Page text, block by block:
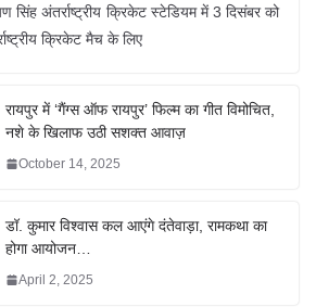
सिंह अंतर्राष्ट्रीय क्रिकेट स्टेडियम में 3 दिसंबर को
क्रिकेट मैच के लिए
रायपुर में ‘गैंग्स ऑफ रायपुर’ फिल्म का गीत विमोचित,
नशे के खिलाफ उठी सशक्त आवाज़
October 14, 2025
डॉ. कुमार विश्वास कल आएंगे दंतेवाड़ा, रामकथा का
होगा आयोजन…
April 2, 2025